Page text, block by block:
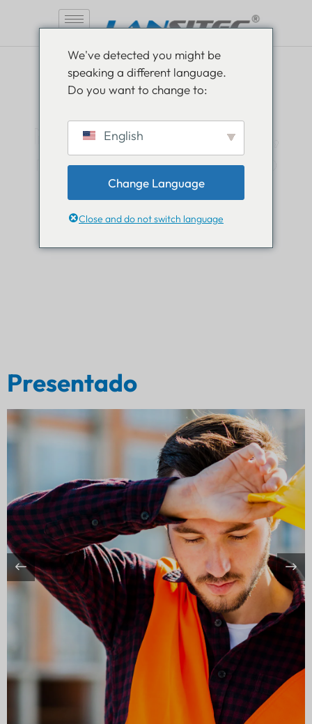
Manténgase informado,
manténgase informado
Lea todo sobre las novedades en el mundo de
Lansitec y manténgase un paso adelante.
Presentado
We've detected you might be
speaking a different language.
Do you want to change to:
English
Change Language
Close and do not switch language